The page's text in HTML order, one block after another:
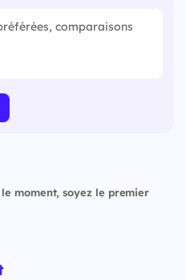
moment, soyez le premier